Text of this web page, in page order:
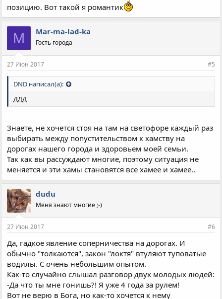
позицию. Вот такой я романтик
M Mar-ma-lad-ka
Гость города
27 Июн 2017 #5
DND написал(а):
ДДД
Знаете, не хочется стоя на там на светофоре каждый раз
выбирать между попустительством к хамству на
дорогах нашего города и здоровьем моей семьи.
Так как вы рассуждают многие, поэтому ситуация не
меняется и эти хамы становятся все хамее и хамее..
dudu
Меня знают многие ;-)
27 Июн 2017 #6
Да, гадкое явление соперничества на дорогах. И
обычно "толкаются", закон "локтя" втуляют туповатые
водилы. С очень небольшим опытом.
Как-то случайно слышал разговор двух молодых людей:
-Да что ты мне гонишь?! Я уже 4 года за рулем!
Вот не верю в Бога, но как-то хочется к нему